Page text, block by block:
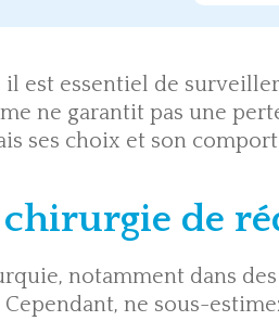
il est essentiel de
ne garantit pas une
ses choix et son
chirurgie de
notamment dans
ne sous-